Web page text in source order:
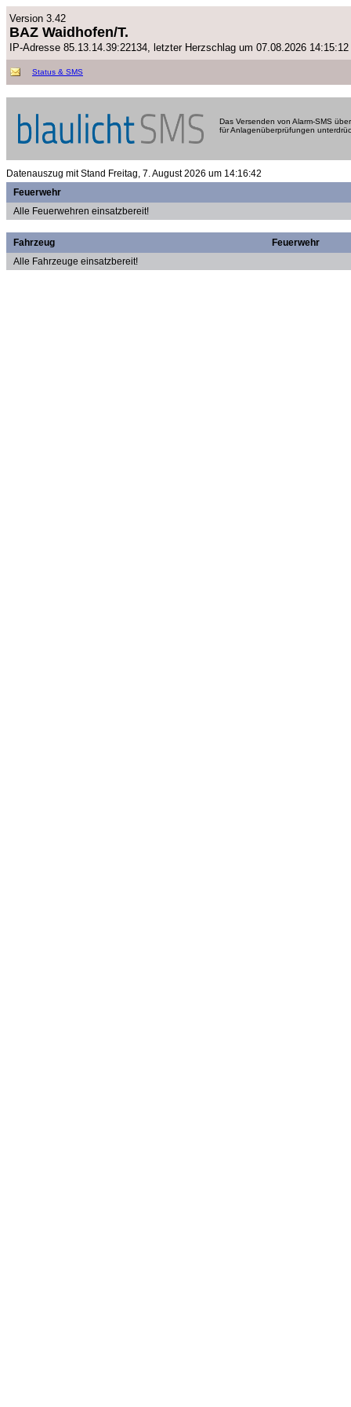
Version 3.42
BAZ Waidhofen/T.
IP-Adresse 85.13.14.39:22134, letzter Herzschlag um 07.08.2026 14:15:12
Status & SMS
Das Versenden von Alarm-SMS
für Anlagenüberprüfungen
Datenauszug mit Stand Freitag, 7. August 2026 um 14:16:42
Feuerwehr
Alle Feuerwehren einsatzbereit!
Fahrzeug
Feuerwehr
Alle Fahrzeuge einsatzbereit!